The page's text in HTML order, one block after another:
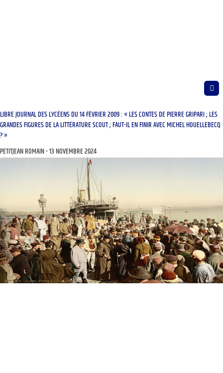
LIBRE JOURNAL DES LYCÉENS DU 14 FÉVRIER 2009 : « LES CONTES DE PIERRE GRIPARI ; LES
GRANDES FIGURES DE LA LITTÉRATURE SCOUT ; FAUT-IL EN FINIR AVEC MICHEL HOUELLEBECQ
? »
PETITJEAN ROMAIN 13 NOVEMBRE 2024